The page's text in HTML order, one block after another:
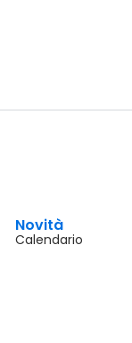
Novità
Calendario